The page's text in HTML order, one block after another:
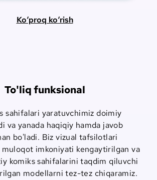
Ko‘proq ko‘rish
To'liq funksional
sahifalari yaratuvchimiz doimiy
va yanada haqiqiy hamda javob
bo'ladi. Biz vizual tafsilotlari
muloqot imkoniyati kengaytirilgan va
komiks sahifalarini taqdim qiluvchi
modellarni tez-tez chiqaramiz.